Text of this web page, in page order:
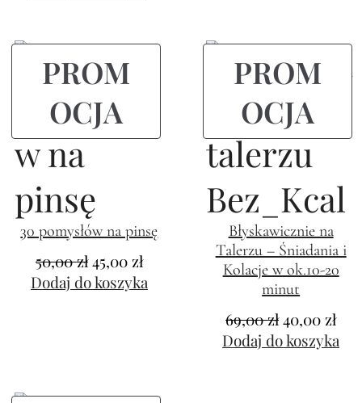
PROM
OCJA
30 pomysłów na pinsę
50,00zł45,00 zł
Dodaj do koszyka
PROM
OCJA
Błyskawicznie na
Talerzu – Śniadania i
Kolacje w ok.10-20
minut
69,00zł40,00 zł
Dodaj do koszyka